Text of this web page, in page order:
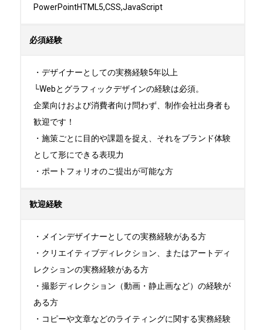
PowerPointHTML5,CSS,JavaScript
必須経験
・デザイナーとしての実務経験5年以上
└Webとグラフィックデザインの経験は必須。
企業向けおよび消費者向け問わず、制作会社出身者も
歓迎です！
・施策ごとに目的や課題を捉え、それをブランド体験
として形にできる表現力
・ポートフォリオのご提出が可能な方
歓迎経験
・メインデザイナーとしての実務経験がある方
・クリエイティブディレクション、またはアートディ
レクションの実務経験がある方
・撮影ディレクション（動画・静止画など）の経験が
ある方
・コピーや文章などのライティングに関する実務経験